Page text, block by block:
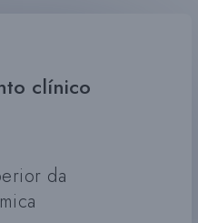
clínico
da